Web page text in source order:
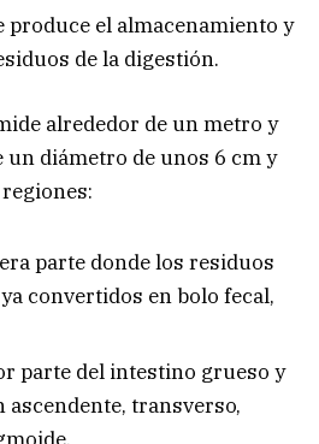
produce el almacenamiento y
de la digestión.
alrededor de un metro y
un diámetro de unos 6 cm y
parte donde los residuos
convertidos en bolo fecal,
parte del intestino grueso y
ascendente, transverso,